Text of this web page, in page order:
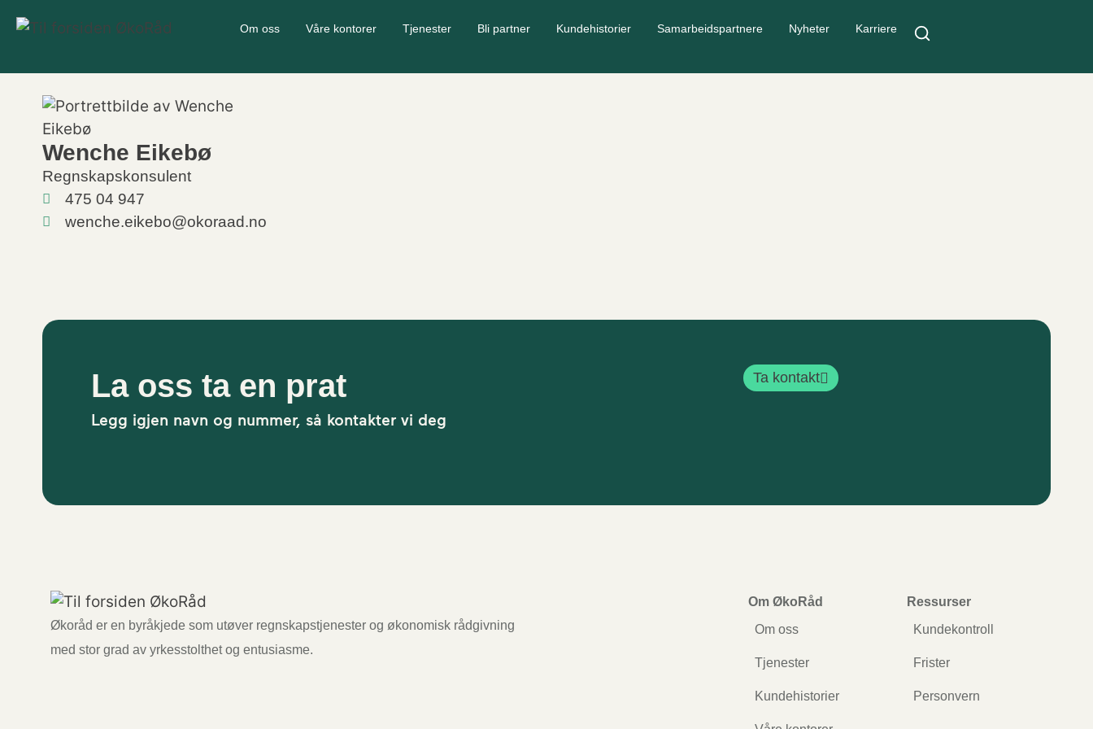
Om oss Våre kontorer Tjenester Bli partner Kundehistorier Samarbeidspartnere Nyheter Karriere
Wenche Eikebø
Regnskapskonsulent
475 04 947
wenche.eikebo@okoraad.no
La oss ta en prat
Legg igjen navn og nummer, så kontakter vi deg
Ta kontakt
Økoråd er en byråkjede som utøver regnskapstjenester og økonomisk rådgivning
med stor grad av yrkesstolthet og entusiasme.
Om ØkoRåd
Om oss
Tjenester
Kundehistorier
Ressurser
Kundekontroll
Frister
Personvern